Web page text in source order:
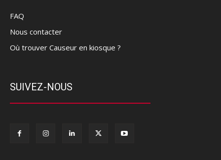
FAQ
Nous contacter
Où trouver Causeur en kiosque ?
SUIVEZ-NOUS